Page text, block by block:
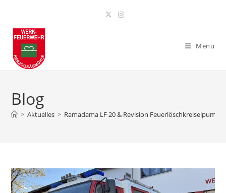
springen
Menü
Blog
> Aktuelles > Ramadama LF 20 & Revision Feuerlöschkreiselpumpe